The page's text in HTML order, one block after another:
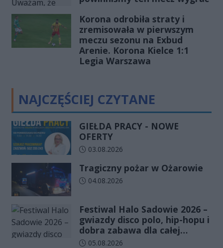
Korona odrobiła straty i
zremisowała w pierwszym
meczu sezonu na Exbud
Arenie. Korona Kielce 1:1
Legia Warszawa
NAJCZĘŚCIEJ CZYTANE
GIEŁDA PRACY - NOWE
OFERTY
Data dodania artykułu:
03.08.2026
Tragiczny pożar w Ożarowie
Data dodania artykułu:
04.08.2026
Festiwal Halo Sadowie 2026 –
gwiazdy disco polo, hip-hopu i
dobra zabawa dla całej
rodziny!
Data dodania artykułu:
05.08.2026